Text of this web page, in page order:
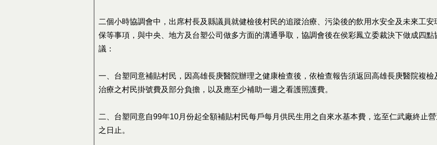
二個小時協調會中，出席村長及縣議員就健檢後村民的追蹤治療、污染後的飲用水安全及未來工安
保等事項，與中央、地方及台塑公司做多方面的溝通爭取，協調會後在侯彩鳳立委裁決下做成四點
議：
一、台塑同意補貼村民，因高雄長庚醫院辦理之健康檢查後，依檢查報告須返回高雄長庚醫院複檢
治療之村民掛號費及部分負擔，以及應至少補助一週之看護照護費。
二、台塑同意自99年10月份起全額補貼村民每戶每月供民生用之自來水基本費，迄至仁武廠終止營
之日止。